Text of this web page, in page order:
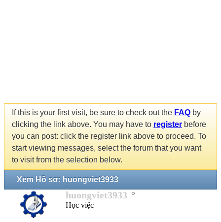
If this is your first visit, be sure to check out the FAQ by
clicking the link above. You may have to register before
you can post: click the register link above to proceed. To
start viewing messages, select the forum that you want
to visit from the selection below.
Xem Hồ sơ: huongviet3933
huongviet3933
Học việc